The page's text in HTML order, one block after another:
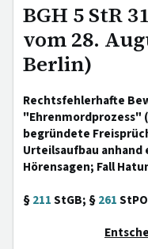
BGH 5 StR
vom 28.
Berlin)
Rechtsfehlerhafte
begründete
Urteilsaufbau anhand
Hörensagen; Fall
§211StGB; §261StPO